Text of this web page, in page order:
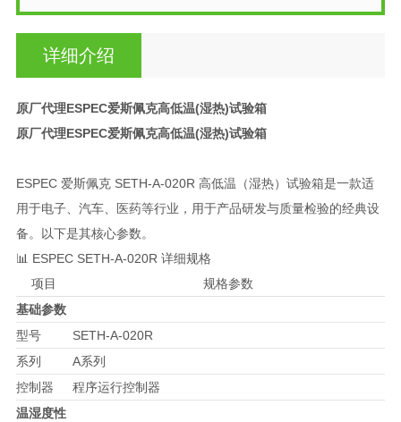
详细介绍
原厂代理ESPEC爱斯佩克高低温(湿热)试验箱
原厂代理ESPEC爱斯佩克高低温(湿热)试验箱
ESPEC 爱斯佩克 SETH-A-020R 高低温（湿热）试验箱是一款适
用于电子、汽车、医药等行业，用于产品研发与质量检验的经典设
备。以下是其核心参数。
📊 ESPEC SETH-A-020R 详细规格
项目
规格参数
基础参数
型号
SETH-A-020R
系列
A系列
控制器
程序运行控制器
温湿度性